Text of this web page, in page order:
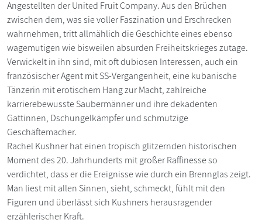
Angestellten der United Fruit Company. Aus den Brüchen
zwischen dem, was sie voller Faszination und Erschrecken
wahrnehmen, tritt allmählich die Geschichte eines ebenso
wagemutigen wie bisweilen absurden Freiheitskrieges zutage.
Verwickelt in ihn sind, mit oft dubiosen Interessen, auch ein
französischer Agent mit SS-Vergangenheit, eine kubanische
Tänzerin mit erotischem Hang zur Macht, zahlreiche
karrierebewusste Saubermänner und ihre dekadenten
Gattinnen, Dschungelkämpfer und schmutzige
Geschäftemacher.
Rachel Kushner hat einen tropisch glitzernden historischen
Moment des 20. Jahrhunderts mit großer Raffinesse so
verdichtet, dass er die Ereignisse wie durch ein Brennglas zeigt.
Man liest mit allen Sinnen, sieht, schmeckt, fühlt mit den
Figuren und überlässt sich Kushners herausragender
erzählerischer Kraft.